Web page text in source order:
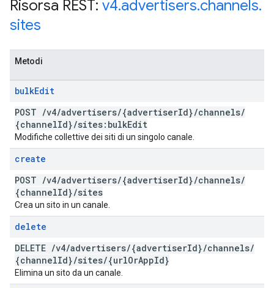
Risorsa REST: v4.advertisers.channels.
sites
Metodi
bulkEdit
POST /v4/advertisers/{advertiserId}/channels/
{channelId}/sites:bulkEdit
Modifiche collettive dei siti di un singolo canale.
create
POST /v4/advertisers/{advertiserId}/channels/
{channelId}/sites
Crea un sito in un canale.
delete
DELETE /v4/advertisers/{advertiserId}/channels/
{channelId}/sites/{urlOrAppId}
Elimina un sito da un canale.